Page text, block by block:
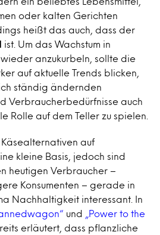
oder kalten Gerichten
heißt das auch, dass der
ist. Um das Wachstum in
anzukurbeln, sollte die
auf aktuelle Trends blicken,
ständig ändernden
Verbraucherbedürfnisse auch
Rolle auf dem Teller zu spielen.
auf
kleine Basis, jedoch sind
heutigen Verbraucher –
Konsumenten – gerade in
Nachhaltigkeit interessant. In
und
„Power to the
erläutert, dass pflanzliche